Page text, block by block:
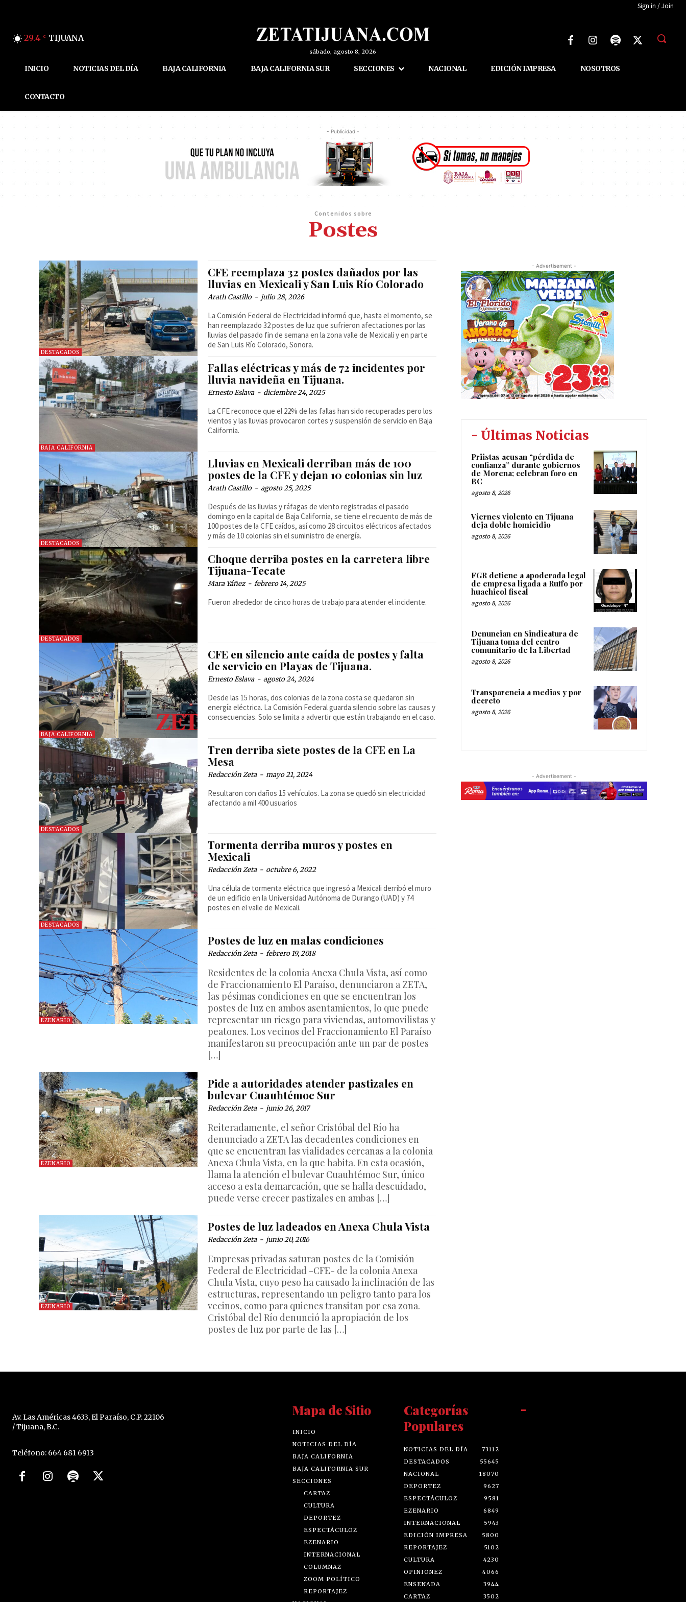
Sign in / Join
29.4 C TIJUANA
sábado, agosto 8, 2026
INICIO NOTICIAS DEL DÍA BAJA CALIFORNIA BAJA CALIFORNIA SUR SECCIONES NACIONAL EDICIÓN IMPRESA NOSOTROS
CONTACTO
- Publicidad -
Contenidos sobre
Postes
DESTACADOS
CFE reemplaza 32 postes dañados por las
lluvias en Mexicali y San Luis Río Colorado
Arath Castillo - julio 28, 2026
La Comisión Federal de Electricidad informó que, hasta el momento, se
han reemplazado 32 postes de luz que sufrieron afectaciones por las
lluvias del pasado fin de semana en la zona valle de Mexicali y en parte
de San Luis Río Colorado, Sonora.
BAJA CALIFORNIA
Fallas eléctricas y más de 72 incidentes por
lluvia navideña en Tijuana.
Ernesto Eslava - diciembre 24, 2025
La CFE reconoce que el 22% de las fallas han sido recuperadas pero los
vientos y las lluvias provocaron cortes y suspensión de servicio en Baja
California.
DESTACADOS
Lluvias en Mexicali derriban más de 100
postes de la CFE y dejan 10 colonias sin luz
Arath Castillo - agosto 25, 2025
Después de las lluvias y ráfagas de viento registradas el pasado
domingo en la capital de Baja California, se tiene el recuento de más de
100 postes de la CFE caídos, así como 28 circuitos eléctricos afectados
y más de 10 colonias sin el suministro de energía.
DESTACADOS
Choque derriba postes en la carretera libre
Tijuana-Tecate
Mara Yáñez - febrero 14, 2025
Fueron alrededor de cinco horas de trabajo para atender el incidente.
BAJA CALIFORNIA
CFE en silencio ante caída de postes y falta
de servicio en Playas de Tijuana.
Ernesto Eslava - agosto 24, 2024
Desde las 15 horas, dos colonias de la zona costa se quedaron sin
energía eléctrica. La Comisión Federal guarda silencio sobre las causas y
consecuencias. Solo se limita a advertir que están trabajando en el caso.
DESTACADOS
Tren derriba siete postes de la CFE en La
Mesa
Redacción Zeta - mayo 21, 2024
Resultaron con daños 15 vehículos. La zona se quedó sin electricidad
afectando a mil 400 usuarios
DESTACADOS
Tormenta derriba muros y postes en
Mexicali
Redacción Zeta - octubre 6, 2022
Una célula de tormenta eléctrica que ingresó a Mexicali derribó el muro
de un edificio en la Universidad Autónoma de Durango (UAD) y 74
postes en el valle de Mexicali.
EZENARIO
Postes de luz en malas condiciones
Redacción Zeta - febrero 19, 2018
Residentes de la colonia Anexa Chula Vista, así como
de Fraccionamiento El Paraíso, denunciaron a ZETA,
las pésimas condiciones en que se encuentran los
postes de luz en ambos asentamientos, lo que puede
representar un riesgo para viviendas, automovilistas y
peatones. Los vecinos del Fraccionamiento El Paraíso
manifestaron su preocupación ante un par de postes
[…]
EZENARIO
Pide a autoridades atender pastizales en
bulevar Cuauhtémoc Sur
Redacción Zeta - junio 26, 2017
Reiteradamente, el señor Cristóbal del Río ha
denunciado a ZETA las decadentes condiciones en
que se encuentran las vialidades cercanas a la colonia
Anexa Chula Vista, en la que habita. En esta ocasión,
llama la atención el bulevar Cuauhtémoc Sur, único
acceso a esta demarcación, que se halla descuidado,
puede verse crecer pastizales en ambas […]
EZENARIO
Postes de luz ladeados en Anexa Chula Vista
Redacción Zeta - junio 20, 2016
Empresas privadas saturan postes de la Comisión
Federal de Electricidad -CFE- de la colonia Anexa
Chula Vista, cuyo peso ha causado la inclinación de las
estructuras, representando un peligro tanto para los
vecinos, como para quienes transitan por esa zona.
Cristóbal del Río denunció la apropiación de los
postes de luz por parte de las […]
- Advertisement -
- Últimas Noticias
Priistas acusan “pérdida de
confianza” durante gobiernos
de Morena; celebran foro en
BC
agosto 8, 2026
Viernes violento en Tijuana
deja doble homicidio
agosto 8, 2026
FGR detiene a apoderada legal
de empresa ligada a Ruffo por
huachicol fiscal
agosto 8, 2026
Denuncian en Sindicatura de
Tijuana toma del centro
comunitario de la Libertad
agosto 8, 2026
Transparencia a medias y por
decreto
agosto 8, 2026
- Advertisement -
Av. Las Américas 4633, El Paraíso, C.P. 22106
/ Tijuana, B.C.
Teléfono: 664 681 6913
Mapa de Sitio
INICIO
NOTICIAS DEL DÍA
BAJA CALIFORNIA
BAJA CALIFORNIA SUR
SECCIONES
CARTAZ
CULTURA
DEPORTEZ
ESPECTÁCULOZ
EZENARIO
INTERNACIONAL
COLUMNAZ
ZOOM POLÍTICO
REPORTAJEZ
Categorías
Populares
NOTICIAS DEL DÍA
73112
DESTACADOS
55645
NACIONAL
18070
DEPORTEZ
9627
ESPECTÁCULOZ
9581
EZENARIO
6849
INTERNACIONAL
5943
EDICIÓN IMPRESA
5800
REPORTAJEZ
5102
CULTURA
4230
OPINIONEZ
4066
ENSENADA
3944
CARTAZ
3502
-